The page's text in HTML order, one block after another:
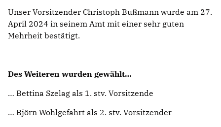
Unser Vorsitzender Christoph Bußmann wurde am 27.
April 2024 in seinem Amt mit einer sehr guten
Mehrheit bestätigt.
Des Weiteren wurden gewählt
Bettina Szelag als 1. stv. Vorsitzende
Björn Wohlgefahrt als 2. stv. Vorsitzender